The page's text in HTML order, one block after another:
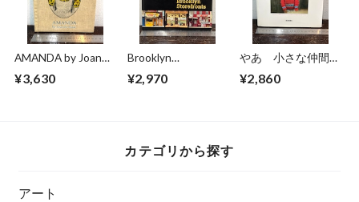
AMANDA by Joanne
¥3,630
Brooklyn
Lacy
¥2,970
やあ 小さな仲間た
¥2,860
カテゴリから探す
アート